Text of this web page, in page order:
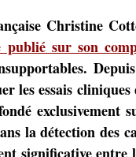
Christine
publié sur son
les essais
exclusivement
la détection des
significative